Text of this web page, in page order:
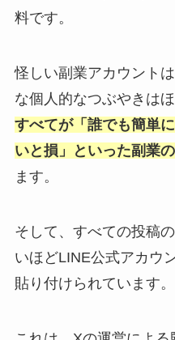
料です。
怪しい副業アカウント
な個人的なつぶやきはほ
すべてが「誰でも簡単
いと損」といった副業
ます。
そして、すべての投稿
いほどLINE公式アカウ
貼り付けられています。